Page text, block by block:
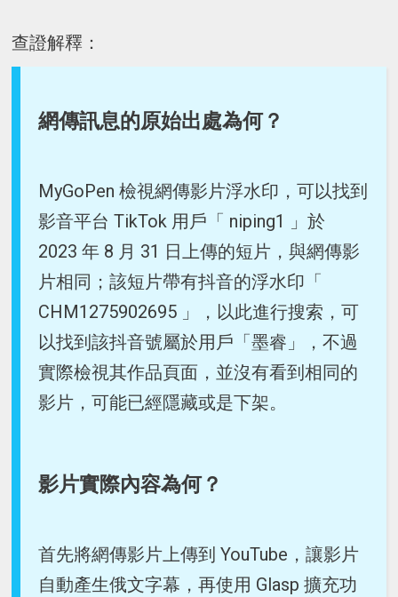
查證解釋：
網傳訊息的原始出處為何？
MyGoPen 檢視網傳影片浮水印，可以找到
影音平台 TikTok 用戶「 niping1 」於
2023 年 8 月 31 日上傳的短片，與網傳影
片相同；該短片帶有抖音的浮水印「
CHM1275902695 」，以此進行搜索，可
以找到該抖音號屬於用戶「墨睿」，不過
實際檢視其作品頁面，並沒有看到相同的
影片，可能已經隱藏或是下架。
影片實際內容為何？
首先將網傳影片上傳到 YouTube，讓影片
自動產生俄文字幕，再使用 Glasp 擴充功